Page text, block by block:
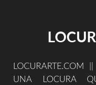
LOCURARTE.COM
UNA LOCURA